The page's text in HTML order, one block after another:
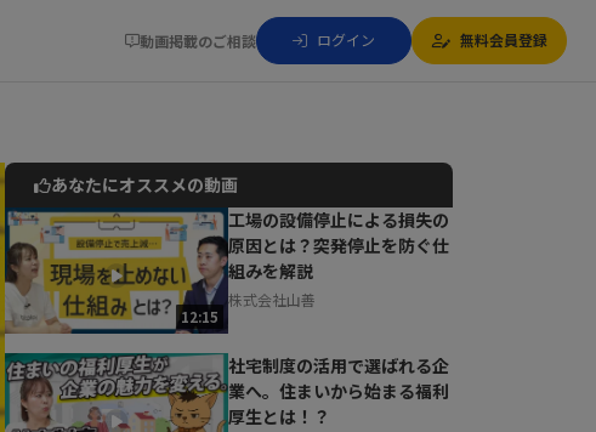
動画掲載のご相談 ログイン 無料会員登録
動画でご紹介しているサービスについて
お気軽にご相談・ご質問いただけます！
30秒でお申し込み可能
相談を希望する 無料
あなたにオススメの動画
12:15
工場の設備停止による損失の
原因とは？突発停止を防ぐ仕
組みを解説
株式会社山善
社宅制度の活用で選ばれる企
業へ。住まいから始まる福利
厚生とは！？